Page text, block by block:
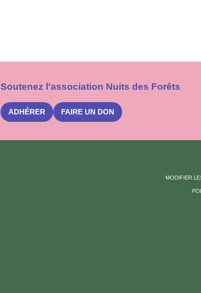
Soutenez l'association Nuits des Forêts
ADHÉRER FAIRE UN DON
MODIFIER